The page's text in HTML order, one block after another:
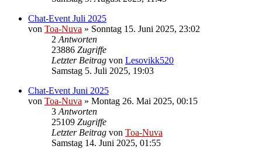
Chat-Event Juli 2025
von Toa-Nuva » Sonntag 15. Juni 2025, 23:02
2 Antworten
23886 Zugriffe
Letzter Beitrag von Lesovikk520
Samstag 5. Juli 2025, 19:03
Chat-Event Juni 2025
von Toa-Nuva » Montag 26. Mai 2025, 00:15
3 Antworten
25109 Zugriffe
Letzter Beitrag von Toa-Nuva
Samstag 14. Juni 2025, 01:55